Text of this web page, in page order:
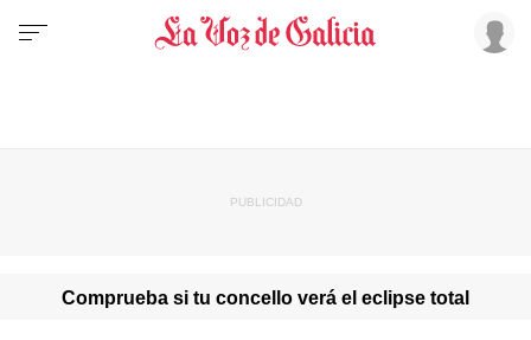
Comprueba si tu concello verá el eclipse total